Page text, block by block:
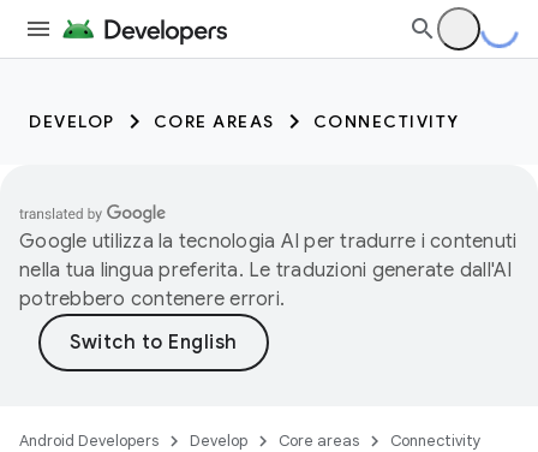
DEVELOP CORE AREAS CONNECTIVITY
Google utilizza la tecnologia AI per tradurre i contenuti
nella tua lingua preferita. Le traduzioni generate dall'AI
potrebbero contenere errori.
Android Developers Develop Core areas Connectivity